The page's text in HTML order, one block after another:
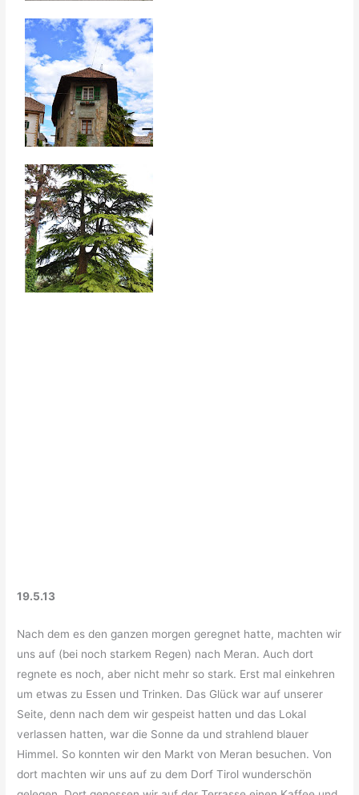
19.5.13
Nach dem es den ganzen morgen geregnet hatte, machten wir
uns auf (bei noch starkem Regen) nach Meran. Auch dort
regnete es noch, aber nicht mehr so stark. Erst mal einkehren
um etwas zu Essen und Trinken. Das Glück war auf unserer
Seite, denn nach dem wir gespeist hatten und das Lokal
verlassen hatten, war die Sonne da und strahlend blauer
Himmel. So konnten wir den Markt von Meran besuchen. Von
dort machten wir uns auf zu dem Dorf Tirol wunderschön